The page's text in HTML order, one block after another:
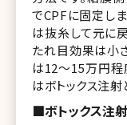
でCPFに固定し
は抜糸して元に
たれ目効果は小
は12〜15万円程
はボトックス注
■ボトックス注射